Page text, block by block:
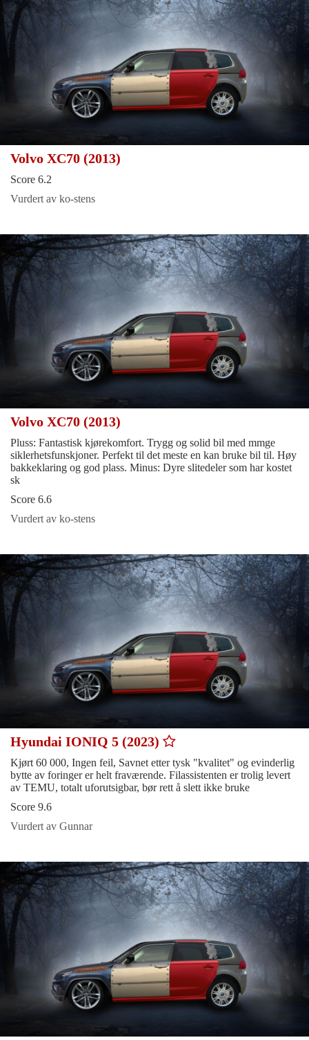
Volvo XC70 (2013)
Score 6.2
Vurdert av ko-stens
Volvo XC70 (2013)
Pluss: Fantastisk kjørekomfort. Trygg og solid bil med mmge
siklerhetsfunskjoner. Perfekt til det meste en kan bruke bil til. Høy
bakkeklaring og god plass. Minus: Dyre slitedeler som har kostet
sk
Score 6.6
Vurdert av ko-stens
Hyundai IONIQ 5 (2023)
Kjørt 60 000, Ingen feil, Savnet etter tysk "kvalitet" og evinderlig
bytte av foringer er helt fraværende. Filassistenten er trolig levert
av TEMU, totalt uforutsigbar, bør rett å slett ikke bruke
Score 9.6
Vurdert av Gunnar